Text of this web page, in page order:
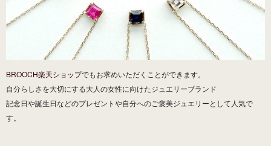
BROOCH楽天ショップでもお求めいただくことができます。
自分らしさを大切にする大人の女性に向けたジュエリーブランド
記念日や誕生日などのプレゼントや自分へのご褒美ジュエリーとして人気で
す。